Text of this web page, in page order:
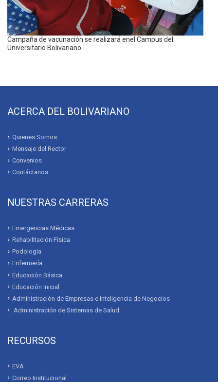
Campaña de vacunación se realizará enel Campus del
Universitario Bolivariano
ACERCA DEL BOLIVARIANO
Quienes Somos
Mensaje del Rector
Convenios
Contáctanos
NUESTRAS CARRERAS
Emergencias Médicas
Rehabilitación Física
Podología
Enfermería
Educación Básica
Educación Inicial
Administración de Empresas e Inteligencia de Negocios
Administración de Sistemas de Salud
RECURSOS
EVA
Correo Institucional